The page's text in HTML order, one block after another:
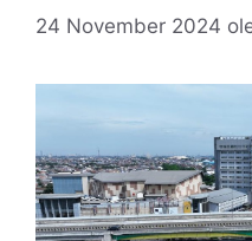
24 November 2024